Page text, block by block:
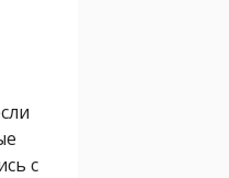
с